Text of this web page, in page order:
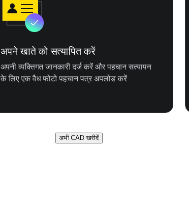
अपने खाते को सत्यापित करें
अपनी व्यक्तिगत जानकारी दर्ज करें और पहचान सत्यापन
के लिए एक वैध फोटो पहचान पत्र अपलोड करें
अभी CAD खरीदें